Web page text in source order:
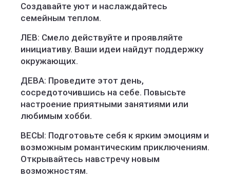
Создавайте уют и наслаждайтесь
семейным теплом.
ЛЕВ: Смело действуйте и проявляйте
инициативу. Ваши идеи найдут поддержку
окружающих.
ДЕВА: Проведите этот день,
сосредоточившись на себе. Повысьте
настроение приятными занятиями или
любимым хобби.
ВЕСЫ: Подготовьте себя к ярким эмоциям и
возможным романтическим приключениям.
Открывайтесь навстречу новым
возможностям.